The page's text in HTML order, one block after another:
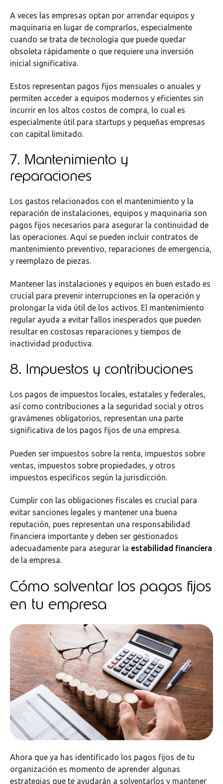
A veces las empresas optan por arrendar equipos y
maquinaria en lugar de comprarlos, especialmente
cuando se trata de tecnología que puede quedar
obsoleta rápidamente o que requiere una inversión
inicial significativa.
Estos representan pagos fijos mensuales o anuales y
permiten acceder a equipos modernos y eficientes sin
incurrir en los altos costos de compra, lo cual es
especialmente útil para startups y pequeñas empresas
con capital limitado.
7. Mantenimiento y
reparaciones
Los gastos relacionados con el mantenimiento y la
reparación de instalaciones, equipos y maquinaria son
pagos fijos necesarios para asegurar la continuidad de
las operaciones. Aquí se pueden incluir contratos de
mantenimiento preventivo, reparaciones de emergencia,
y reemplazo de piezas.
Mantener las instalaciones y equipos en buen estado es
crucial para prevenir interrupciones en la operación y
prolongar la vida útil de los activos. El mantenimiento
regular ayuda a evitar fallos inesperados que pueden
resultar en costosas reparaciones y tiempos de
inactividad productiva.
8. Impuestos y contribuciones
Los pagos de impuestos locales, estatales y federales,
así como contribuciones a la seguridad social y otros
gravámenes obligatorios, representan una parte
significativa de los pagos fijos de una empresa.
Pueden ser impuestos sobre la renta, impuestos sobre
ventas, impuestos sobre propiedades, y otros
impuestos específicos según la jurisdicción.
Cumplir con las obligaciones fiscales es crucial para
evitar sanciones legales y mantener una buena
reputación, pues representan una responsabilidad
financiera importante y deben ser gestionados
adecuadamente para asegurar la estabilidad financiera
de la empresa.
Cómo solventar los pagos fijos
en tu empresa
Ahora que ya has identificado los pagos fijos de tu
organización es momento de aprender algunas
estrategias que te ayudarán a solventarlos y mantener